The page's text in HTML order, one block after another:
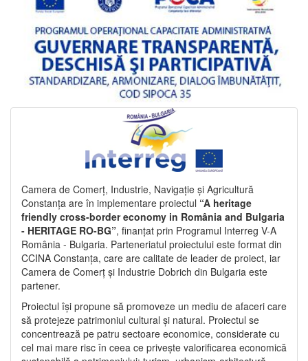
Camera de Comerț, Industrie, Navigație și Agricultură
Constanța are în implementare proiectul “A heritage
friendly cross-border economy in România and Bulgaria
- HERITAGE RO-BG”, finanțat prin Programul Interreg V-A
România - Bulgaria. Parteneriatul proiectului este format din
CCINA Constanța, care are calitate de leader de proiect, iar
Camera de Comerț și Industrie Dobrich din Bulgaria este
partener.
Proiectul își propune să promoveze un mediu de afaceri care
să protejeze patrimoniul cultural și natural. Proiectul se
concentrează pe patru sectoare economice, considerate cu
cel mai mare risc în ceea ce privește valorificarea economică